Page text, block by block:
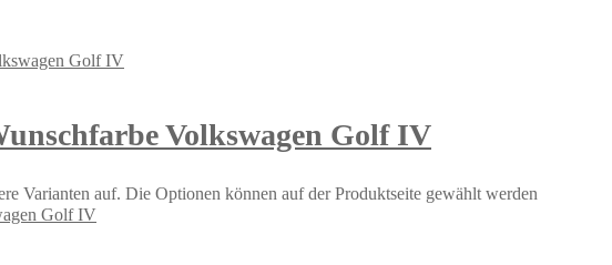
Volkswagen Golf IV
Varianten auf. Die Optionen können auf der Produktseite gewählt werden